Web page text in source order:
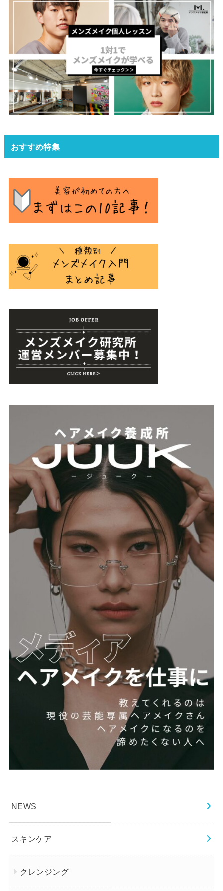
おすすめ特集
NEWS
スキンケア
クレンジング